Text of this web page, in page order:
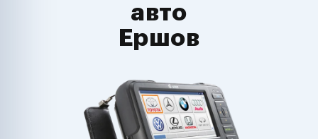
авто
Ершов